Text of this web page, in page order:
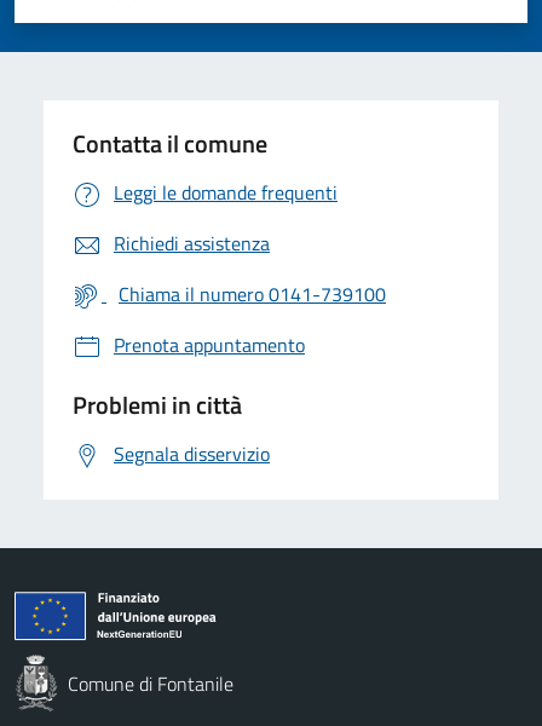
Valuta 5 stelle su 5
Valuta 4 stelle su 5
Valuta 3 stelle su 5
Valuta 2 stelle su 5
Valuta 1 stelle su 5
Contatta il comune
Leggi le domande frequenti
Richiedi assistenza
Chiama il numero 0141-739100
Prenota appuntamento
Problemi in città
Segnala disservizio
Comune di Fontanile